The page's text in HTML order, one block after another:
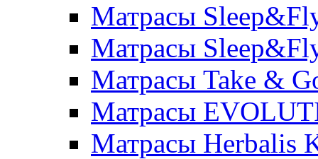
Матрасы
Матрасы
Матрасы Take &
Матрасы
Матрасы Herbalis